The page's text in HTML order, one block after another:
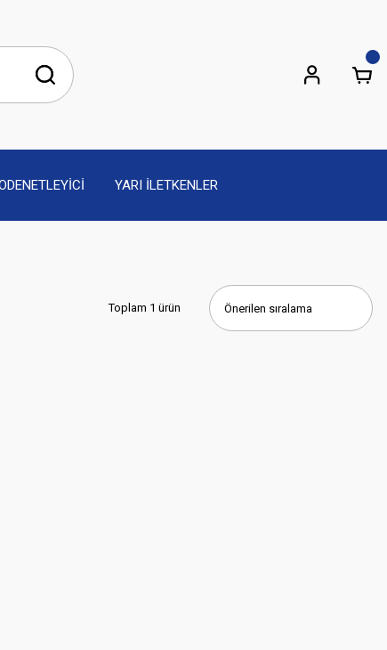
YARI İLETKENLER
Toplam 1 ürün